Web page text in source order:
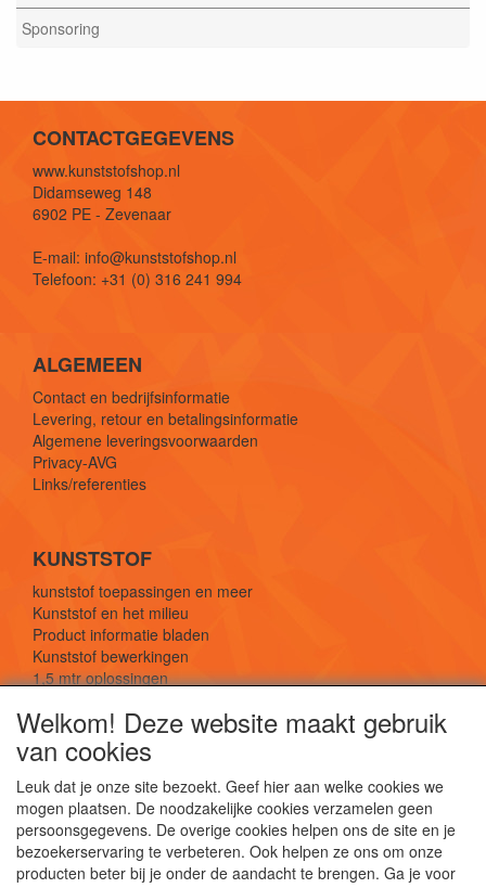
Sponsoring
CONTACTGEGEVENS
www.kunststofshop.nl
Didamseweg 148
6902 PE - Zevenaar
E-mail: info@kunststofshop.nl
Telefoon: +31 (0) 316 241 994
ALGEMEEN
Contact en bedrijfsinformatie
Levering, retour en betalingsinformatie
Algemene leveringsvoorwaarden
Privacy-AVG
Links/referenties
KUNSTSTOF
kunststof toepassingen en meer
Kunststof en het milieu
Product informatie bladen
Kunststof bewerkingen
1,5 mtr oplossingen
SOCIALE MEDIA
Welkom! Deze website maakt gebruik
van cookies
Leuk dat je onze site bezoekt. Geef hier aan welke cookies we
mogen plaatsen. De noodzakelijke cookies verzamelen geen
persoonsgegevens. De overige cookies helpen ons de site en je
bezoekerservaring te verbeteren. Ook helpen ze ons om onze
producten beter bij je onder de aandacht te brengen. Ga je voor